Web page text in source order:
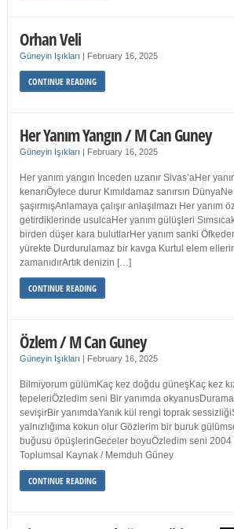
Orhan Veli
Güneyin Işıkları | February 16, 2025
CONTINUE READING
Her Yanım Yangın / M Can Guney
Güneyin Işıkları | February 16, 2025
Her yanım yangın İnceden uzanır Sivas’aHer
kenarıÖylece durur Kımıldamaz sanırsın
şaşırmışAnlamaya çalışır anlaşılmazı Her yanım
getirdiklerinde usulcaHer yanım gülüşleri
birden düşer kara bulutlarHer yanım sanki
yürekte Durdurulamaz bir kavga Kurtul elem
zamanıdırArtık denizin […]
CONTINUE READING
Özlem / M Can Guney
Güneyin Işıkları | February 16, 2025
Bilmiyorum gülümKaç kez doğdu güneşKaç kez
tepeleriÖzledim seni Bir yanımda
sevişirBir yanımdaYanık kül rengi toprak
yalnızlığıma kokun olur Gözlerim bir buruk
buğusu öpüşlerinGeceler boyuÖzledim seni
Toplumsal Kaynak / Memduh Güney
CONTINUE READING